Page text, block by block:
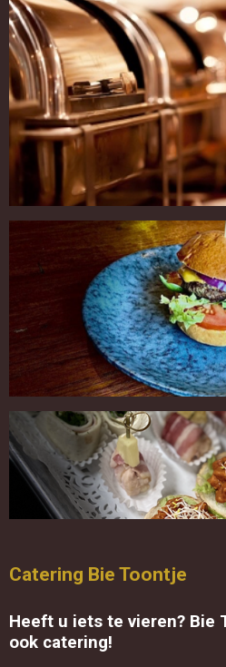
Catering Bie Toontje
Heeft u iets te vieren? Bie
ook catering!